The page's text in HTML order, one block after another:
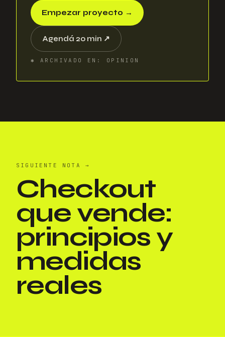
Empezar proyecto →
Agendá 20 min ↗
✱ ARCHIVADO EN : OPINION
SIGUIENTE NOTA →
Checkout
que vende:
principios y
medidas
reales